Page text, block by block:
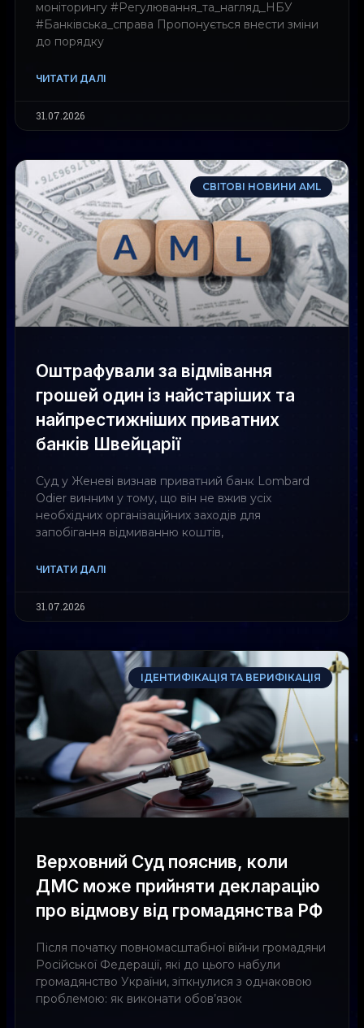
моніторингу #Регулювання_та_нагляд_НБУ
#Банківська_справа Пропонується внести зміни
до порядку
ЧИТАТИ ДАЛІ
31.07.2026
СВІТОВІ НОВИНИ AML
Оштрафували за відмівання
грошей один із найстаріших та
найпрестижніших приватних
банків Швейцарії
Суд у Женеві визнав приватний банк Lombard
Odier винним у тому, що він не вжив усіх
необхідних організаційних заходів для
запобігання відмиванню коштів,
ЧИТАТИ ДАЛІ
31.07.2026
ІДЕНТИФІКАЦІЯ ТА ВЕРИФІКАЦІЯ
Верховний Суд пояснив, коли
ДМС може прийняти декларацію
про відмову від громадянства РФ
Після початку повномасштабної війни громадяни
Російської Федерації, які до цього набули
громадянство України, зіткнулися з однаковою
проблемою: як виконати обов’язок